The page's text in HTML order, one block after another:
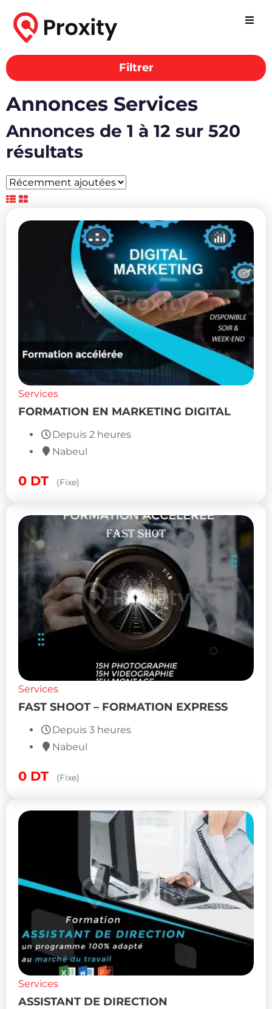
Filtrer
Annonces Services
Annonces de 1 à 12 sur 520
résultats
Services
FORMATION EN MARKETING DIGITAL
Depuis 2 heures
Nabeul
0 DT (Fixe)
Services
FAST SHOOT – FORMATION EXPRESS
Depuis 3 heures
Nabeul
0 DT (Fixe)
Services
ASSISTANT DE DIRECTION